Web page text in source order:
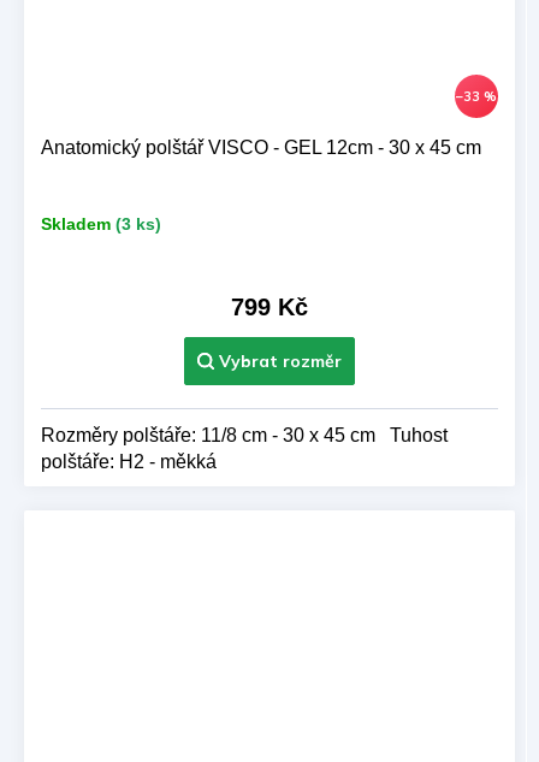
–33 %
Anatomický polštář VISCO - GEL 12cm - 30 x 45 cm
Skladem (3 ks)
799 Kč
Rozměry polštáře: 11/8 cm - 30 x 45 cm Tuhost
polštáře: H2 - měkká